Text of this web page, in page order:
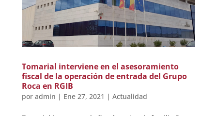
Tomarial interviene en el asesoramiento
fiscal de la operación de entrada del Grupo
Roca en RGIB
por admin | Ene 27, 2021 | Actualidad